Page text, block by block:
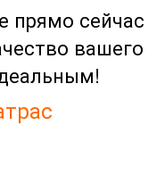
прямо сейчас
вашего